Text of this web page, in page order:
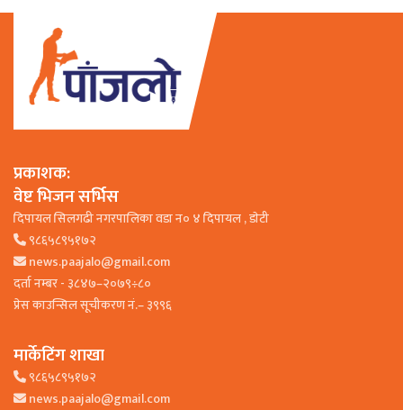
प्रकाशक:
वेष्ट भिजन सर्भिस
दिपायल सिलगढी नगरपालिका वडा न० ४ दिपायल , डाेटी
९८६५८९५१७२
news.paajalo@gmail.com
दर्ता नम्बर - ३८४७–२०७९÷८०
प्रेस काउन्सिल सूचीकरण नं.– ३९९६
मार्केटिंग शाखा
९८६५८९५१७२
news.paajalo@gmail.com